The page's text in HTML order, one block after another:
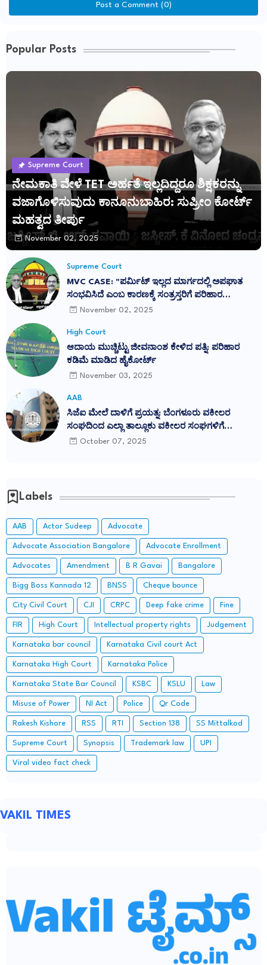
Post a Comment (0)
Popular Posts
Supreme Court
ನೇಮಕಾತಿ ವೇಳೆ TET ಅರ್ಹತೆ ಇಲ್ಲದಿದ್ದರೂ ಶಿಕ್ಷಕರನ್ನು
ವಜಾಗೊಳಿಸುವುದು ಕಾನೂನುಬಾಹಿರ: ಸುಪ್ರೀಂ ಕೋರ್ಟ್
ಮಹತ್ವದ ತೀರ್ಪು
November 02, 2025
Supreme Court
MVC CASE: "ಪರ್ಮಿಟ್ ಇಲ್ಲದ ಮಾರ್ಗದಲ್ಲಿ ಅಪಘಾತ
ಸಂಭವಿಸಿದೆ ಎಂಬ ಕಾರಣಕ್ಕೆ ಸಂತ್ರಸ್ತರಿಗೆ ಪರಿಹಾರ
ನಿರಾಕರಿಸುವುದು ನ್ಯಾಯವಲ್ಲ": ಕರ್ನಾಟಕ ಹೈಕೋರ್ಟ್
November 02, 2025
High Court
ಆದಾಯ ಮುಚ್ಚಿಟ್ಟು ಜೀವನಾಂಶ ಕೇಳಿದ ಪತ್ನಿ: ಪರಿಹಾರ
ಕಡಿಮೆ ಮಾಡಿದ ಹೈಕೋರ್ಟ್
November 03, 2025
AAB
ಸಿಜೆಐ ಮೇಲೆ ದಾಳಿಗೆ ಪ್ರಯತ್ನ: ಬೆಂಗಳೂರು ವಕೀಲರ
ಸಂಘದಿಂದ ಎಲ್ಲಾ ತಾಲ್ಲೂಕು ವಕೀಲರ ಸಂಘಗಳಿಗೆ
ಪ್ರತಿಭಟನೆಗೆ ಕರೆ
October 07, 2025
Labels
AAB Actor Sudeep Advocate
Advocate Association Bangalore Advocate Enrollment
Advocates Amendment B R Gavai Bangalore
Bigg Boss Kannada 12 BNSS Cheque bounce
City Civil Court CJI CRPC Deep fake crime Fine
FIR High Court Intellectual property rights Judgement
Karnataka bar council Karnataka Civil court Act
Karnataka High Court Karnataka Police
Karnataka State Bar Council KSBC KSLU Law
Misuse of Power NI Act Police Qr Code
Rakesh Kishore RSS RTI Section 138 SS Mittalkod
Supreme Court Synopsis Trademark law UPI
Viral video fact check
VAKIL TIMES